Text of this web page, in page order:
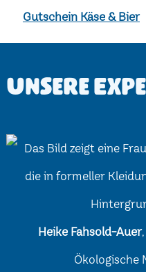
Gutschein Käse & Bier
Unsere
Heike Fahsold-Auer
Ökologische